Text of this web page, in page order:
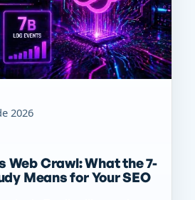
2026
Web Crawl: What the 7-
Means for Your SEO